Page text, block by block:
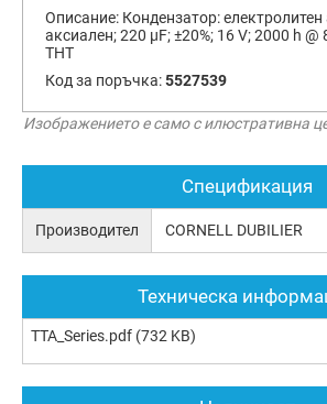
Описание: Кондензатор:
аксиален; 220 µF; ±20%; 16 V; 2000 h @
THT
Код за поръчка:5527539
Изображението е само с илюстративна
Спецификация
Производител CORNELL DUBILIER
Техническа
TTA_Series.pdf (732 KB)